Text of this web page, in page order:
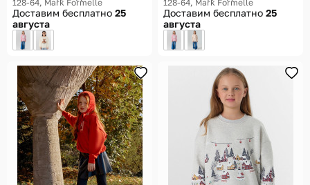
128-64 Mark Formelle
Доставим бесплатно 25
августа
128-64 Mark Formelle
Доставим бесплатно 25
августа